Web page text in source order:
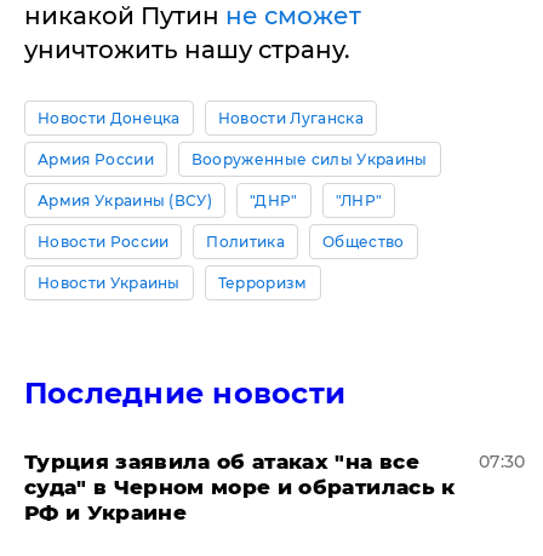
никакой Путин не сможет
уничтожить нашу страну.
Новости Донецка Новости Луганска
Армия России Вооруженные силы Украины
Армия Украины (ВСУ) "ДНР" "ЛНР"
Новости России Политика Общество
Новости Украины Терроризм
Последние новости
Турция заявила об атаках "на все
суда" в Черном море и обратилась к
РФ и Украине
07:30